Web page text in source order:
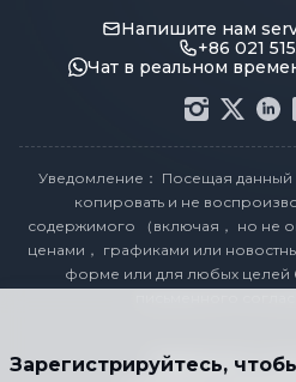
Зарегистрируйтесь,
Напишите нам
+86 021
Чат в реальном
Уведомление： Посещая данный
копировать и не
содержимого （включая， но не
ценами， графиками или
форме или для любых целей
Заявление о